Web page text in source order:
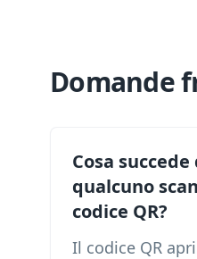
Domande
Cosa
qualcuno
codice QR?
Il codice QR